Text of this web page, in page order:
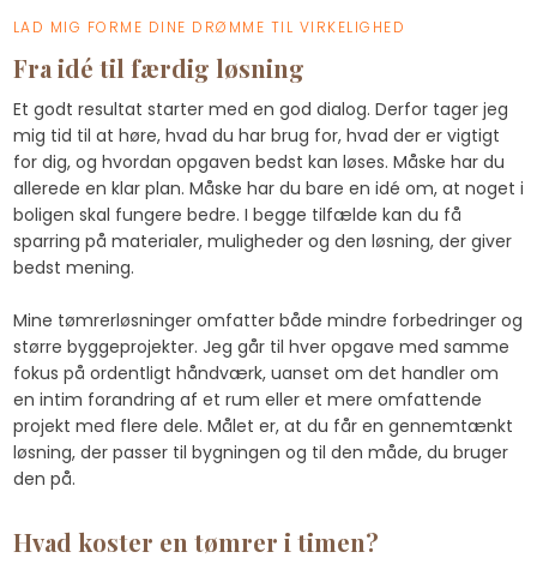
LAD MIG FORME DINE DRØMME TIL VIRKELIGHED​​
Fra idé til færdig løsning
Et godt resultat starter med en god dialog. Derfor tager jeg
mig tid til at høre, hvad du har brug for, hvad der er vigtigt
for dig, og hvordan opgaven bedst kan løses. Måske har du
allerede en klar plan. Måske har du bare en idé om, at noget i
boligen skal fungere bedre. I begge tilfælde kan du få
sparring på materialer, muligheder og den løsning, der giver
bedst mening.
Mine tømrerløsninger omfatter både mindre forbedringer og
større byggeprojekter. Jeg går til hver opgave med samme
fokus på ordentligt håndværk, uanset om det handler om
en intim forandring af et rum eller et mere omfattende
projekt med flere dele. Målet er, at du får en gennemtænkt
løsning, der passer til bygningen og til den måde, du bruger
den på.
Hvad koster en tømrer i timen?